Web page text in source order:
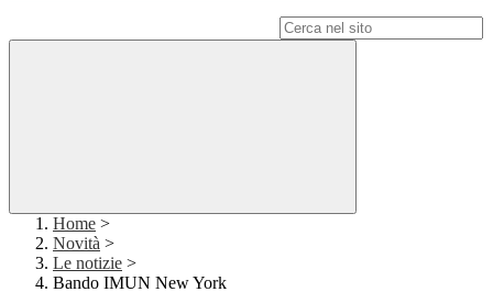
Home >
Novità >
Le notizie >
Bando IMUN New York